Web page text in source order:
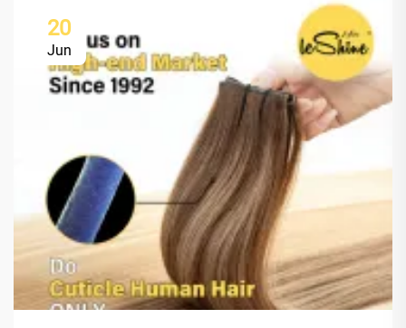
20
Jun